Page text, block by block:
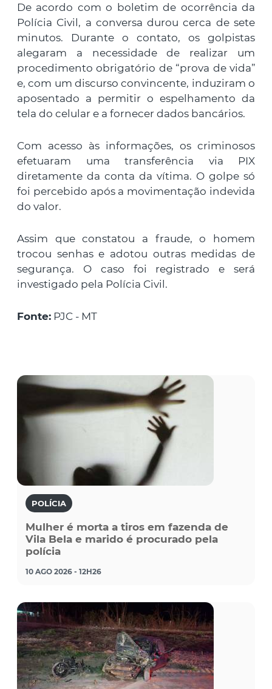
De acordo com o boletim de ocorrência da
Polícia Civil, a conversa durou cerca de sete
minutos. Durante o contato, os golpistas
alegaram a necessidade de realizar um
procedimento obrigatório de “prova de vida”
e, com um discurso convincente, induziram o
aposentado a permitir o espelhamento da
tela do celular e a fornecer dados bancários.
Com acesso às informações, os criminosos
efetuaram uma transferência via PIX
diretamente da conta da vítima. O golpe só
foi percebido após a movimentação indevida
do valor.
Assim que constatou a fraude, o homem
trocou senhas e adotou outras medidas de
segurança. O caso foi registrado e será
investigado pela Polícia Civil.
Fonte: PJC - MT
POLÍCIA
Mulher é morta a tiros em fazenda de
Vila Bela e marido é procurado pela
polícia
10 AGO 2026 - 12H26